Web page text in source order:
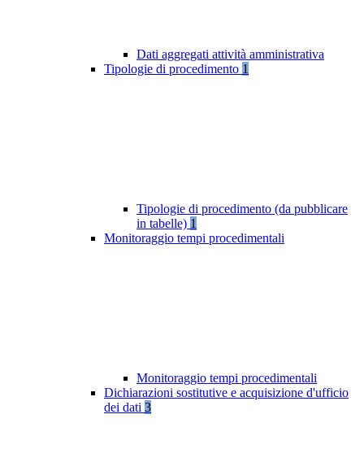
Dati aggregati attività amministrativa
Tipologie di procedimento 1
Tipologie di procedimento (da pubblicare
in tabelle) 1
Monitoraggio tempi procedimentali
Monitoraggio tempi procedimentali
Dichiarazioni sostitutive e acquisizione d'ufficio
dei dati 3